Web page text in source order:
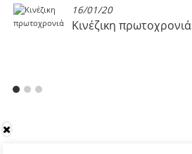
16/01/20
Κινέζικη πρωτοχρονιά